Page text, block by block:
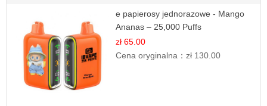
e papierosy jednorazowe - Mango
Ananas – 25,000 Puffs
zł 65.00
Cena oryginalna：zł 130.00